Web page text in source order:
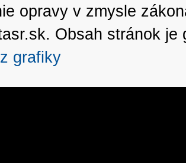
opravy v zmysle
Obsah stránok
grafiky